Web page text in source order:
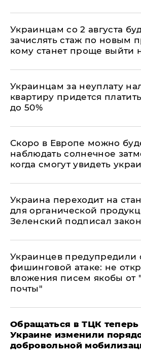
Украинцам со 2 августа
зачислять стаж по новым
кому станет проще выйти
Украинцам за неуплату
квартиру придется
до 50%
Скоро в Европе можно
наблюдать солнечное
когда смогут увидеть
Украина переходит на
для органической
Зеленский подписал закон
Украинцев предупредили
фишинговой атаке: не
вложения писем якобы от
почты"
Обращаться в ТЦК
Украине изменили
добровольной